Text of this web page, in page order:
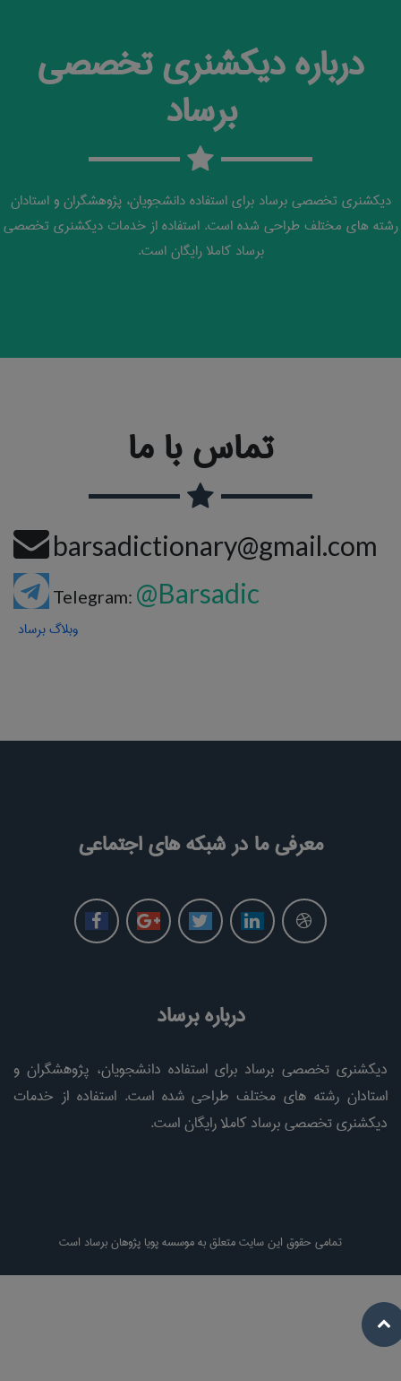
درباره دیکشنری تخصصی
برساد
دیکشنری تخصصی برساد برای استفاده دانشجویان، پژوهشگران و استادان
رشته های مختلف طراحی شده است. استفاده از خدمات دیکشنری تخصصی
برساد کاملا رایگان است.
تماس با ما
barsadictionary@gmail.com
Telegram: @Barsadic
وبلاگ برساد
معرفی ما در شبکه های اجتماعی
درباره برساد
دیکشنری تخصصی برساد برای استفاده دانشجویان، پژوهشگران و
استادان رشته های مختلف طراحی شده است. استفاده از خدمات
دیکشنری تخصصی برساد کاملا رایگان است.
تمامی حقوق این سایت متعلق به موسسه پویا پژوهان برساد است